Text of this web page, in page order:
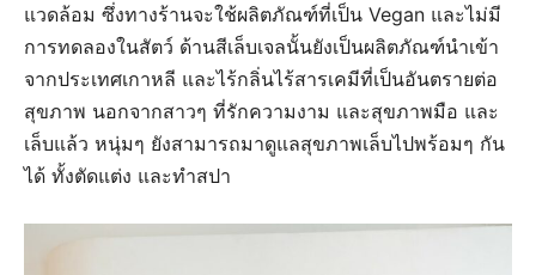
แวดล้อม ซึ่งทางร้านจะใช้ผลิตภัณฑ์ที่เป็น Vegan และไม่มี
การทดลองในสัตว์ ด้านสีเล็บเจลนั้นยังเป็นผลิตภัณฑ์นำเข้า
จากประเทศเกาหลี และไร้กลิ่นไร้สารเคมีที่เป็นอันตรายต่อ
สุขภาพ นอกจากสาวๆ ที่รักความงาม และสุขภาพมือ และ
เล็บแล้ว หนุ่มๆ ยังสามารถมาดูแลสุขภาพเล็บไปพร้อมๆ กัน
ได้ ทั้งตัดแต่ง และทำสปา